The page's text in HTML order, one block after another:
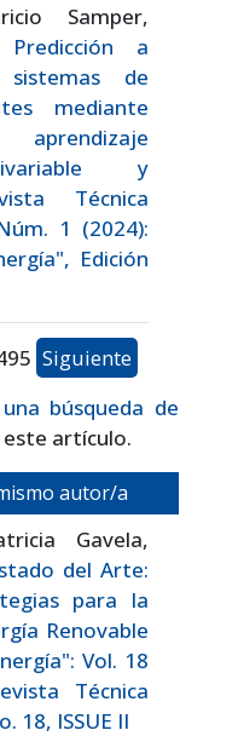
Samper,
Predicción a
de
mediante
aprendizaje
y
Técnica
1 (2024):
Edición
Siguiente
búsqueda de
artículo.
autor/a
Gavela,
del Arte:
para la
Renovable
Vol. 18
Técnica
18, ISSUE II